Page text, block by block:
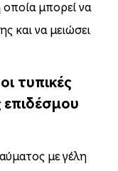
οποία μπορεί να
και να μειώσει
τυπικές
επιδέσμου
με γέλη